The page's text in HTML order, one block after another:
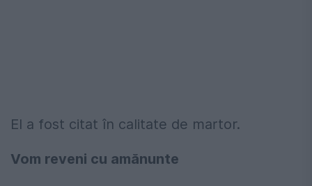
El a fost citat în calitate de martor.
Vom reveni cu amănunte